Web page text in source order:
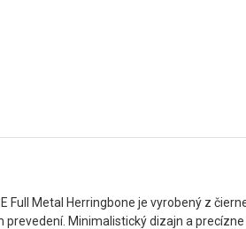
Full Metal Herringbone je vyrobený z
Minimalistický dizajn a